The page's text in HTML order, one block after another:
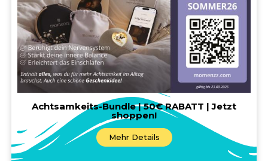
Achtsamkeits-Bundle | 50€ RABATT | Jetzt
shoppen!
Mehr Details